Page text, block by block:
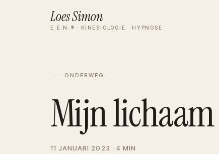
Loes Simon
E.E.N.® · KINESIOLOGIE · HYPNOSE
ONDERWEG
Mijn
11 JANUARI 2023 · 4 MIN